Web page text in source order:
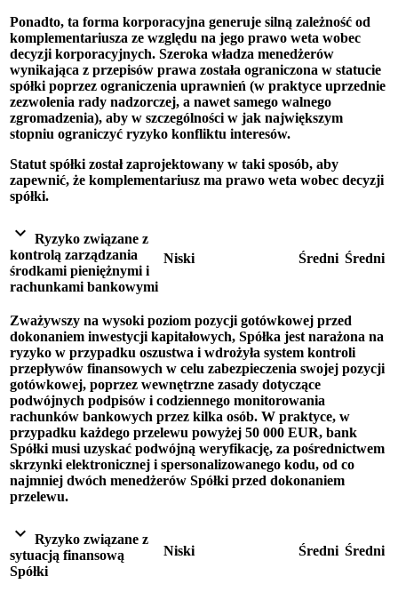
Ponadto, ta forma korporacyjna generuje silną zależność od
komplementariusza ze względu na jego prawo weta wobec
decyzji korporacyjnych. Szeroka władza menedżerów
wynikająca z przepisów prawa została ograniczona w statucie
spółki poprzez ograniczenia uprawnień (w praktyce uprzednie
zezwolenia rady nadzorczej, a nawet samego walnego
zgromadzenia), aby w szczególności w jak największym
stopniu ograniczyć ryzyko konfliktu interesów.
Statut spółki został zaprojektowany w taki sposób, aby
zapewnić, że komplementariusz ma prawo weta wobec decyzji
spółki.
expand_more Ryzyko związane z
kontrolą zarządzania
środkami pieniężnymi i
rachunkami bankowymi
Niski Średni Średni
Zważywszy na wysoki poziom pozycji gotówkowej przed
dokonaniem inwestycji kapitałowych, Spółka jest narażona na
ryzyko w przypadku oszustwa i wdrożyła system kontroli
przepływów finansowych w celu zabezpieczenia swojej pozycji
gotówkowej, poprzez wewnętrzne zasady dotyczące
podwójnych podpisów i codziennego monitorowania
rachunków bankowych przez kilka osób. W praktyce, w
przypadku każdego przelewu powyżej 50 000 EUR, bank
Spółki musi uzyskać podwójną weryfikację, za pośrednictwem
skrzynki elektronicznej i spersonalizowanego kodu, od co
najmniej dwóch menedżerów Spółki przed dokonaniem
przelewu.
expand_more Ryzyko związane z
sytuacją finansową
Spółki
Niski Średni Średni